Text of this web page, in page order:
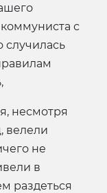
с
случилась
несмотря
велели
не
в
раздеться